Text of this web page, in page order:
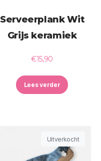
Serveerplank Wit
Grijs keramiek
€15,90
Lees verder
Uitverkocht